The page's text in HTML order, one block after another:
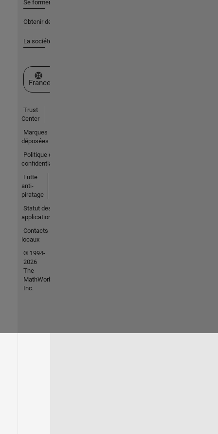
Se former
Obtenir de l'aide
La société
Sélectionner un site web
France
Trust
Center
Marques
déposées
Politique de
confidentialité
Lutte
anti-
piratage
Statut des
applications
Contacts
locaux
© 1994-
2026
The
MathWorks,
Inc.